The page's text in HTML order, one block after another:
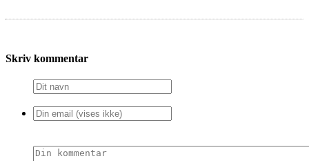
Skriv kommentar